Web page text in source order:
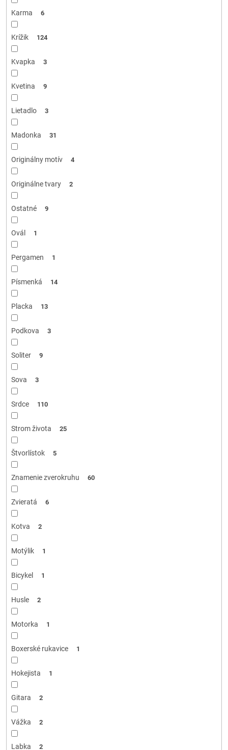
Karma 6
Krížik 124
Kvapka 3
Kvetina 9
Lietadlo 3
Madonka 31
Originálny motív 4
Originálne tvary 2
Ostatné 9
Ovál 1
Pergamen 1
Písmenká 14
Placka 13
Podkova 3
Soliter 9
Sova 3
Srdce 110
Strom života 25
Štvorlístok 5
Znamenie zverokruhu 60
Zvieratá 6
Kotva 2
Motýlik 1
Bicykel 1
Husle 2
Motorka 1
Boxerské rukavice 1
Hokejista 1
Gitara 2
Vážka 2
Labka 2